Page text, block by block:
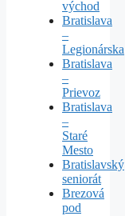
východ
Bratislava
–
Legionárska
Bratislava
–
Prievoz
Bratislava
–
Staré
Mesto
Bratislavský
seniorát
Brezová
pod